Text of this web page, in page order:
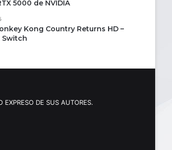
5000 de NVIDIA
Kong Country Returns HD –
Switch
DE SUS AUTORES.